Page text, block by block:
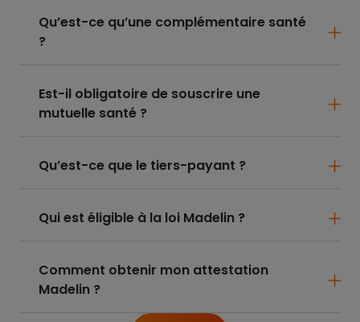
Qu’est-ce qu’une complémentaire santé
?
Est-il obligatoire de souscrire une
mutuelle santé ?
Qu’est-ce que le tiers-payant ?
Qui est éligible à la loi Madelin ?
Comment obtenir mon attestation
Madelin ?